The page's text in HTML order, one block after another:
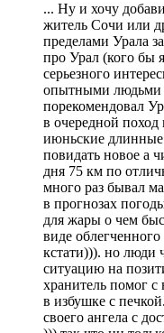
... Ну и хочу
житель Сочи или
пределами Урала
про Урал (кого бы
серьезного
опытными людьми
порекомендовал
в очередной
июньские
повидать новое а
дня 75 км по
много раз бывал
в прогнозах
для жары о чем
виде
кстати))). но люди
ситуацию на
хранитель помог с
в избушке с
своего ангела с